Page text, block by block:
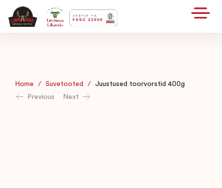
Home / Suvetooted /
Juustused toorvorstid 400g
Previous
Next